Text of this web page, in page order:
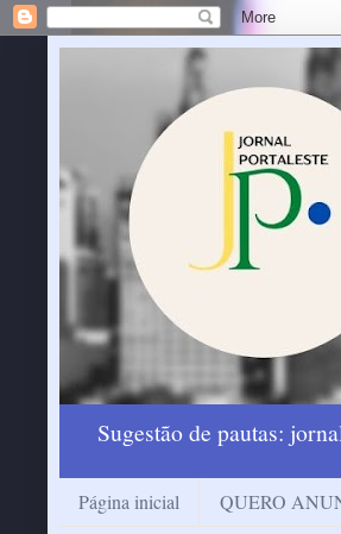
Sugestão de pautas:
Página inicial QUERO